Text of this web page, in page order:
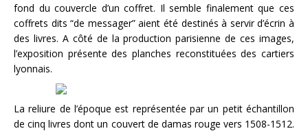
fond du couvercle d’un coffret. Il semble finalement que ces
coffrets dits “de messager” aient été destinés à servir d’écrin à
des livres. A côté de la production parisienne de ces images,
l’exposition présente des planches reconstituées des cartiers
lyonnais.
La reliure de l’époque est représentée par un petit échantillon
de cinq livres dont un couvert de damas rouge vers 1508-1512.